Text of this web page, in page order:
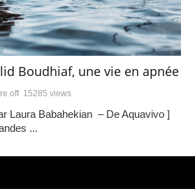
Boudhiaf, une vie en apnée
off 15285 views
Laura Babahekian – De Aquavivo ]
...